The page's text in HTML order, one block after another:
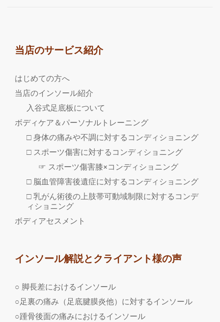
当店のサービス紹介
はじめての方へ
当店のインソール紹介
入谷式足底板について
ボディケア＆パーソナルトレーニング
□ 身体の痛みや不調に対するコンディショニング
□ スポーツ傷害に対するコンディショニング
☞ スポーツ傷害膝×コンディショニング
□ 脳血管障害後遺症に対するコンディショニング
□ 乳がん術後の上肢帯可動域制限に対するコンデ
ィショニング
ボディアセスメント
インソール解説とクライアント様の声
○ 脚長差におけるインソール
○足裏の痛み（足底腱膜炎他）に対するインソール
○踵骨後面の痛みにおけるインソール